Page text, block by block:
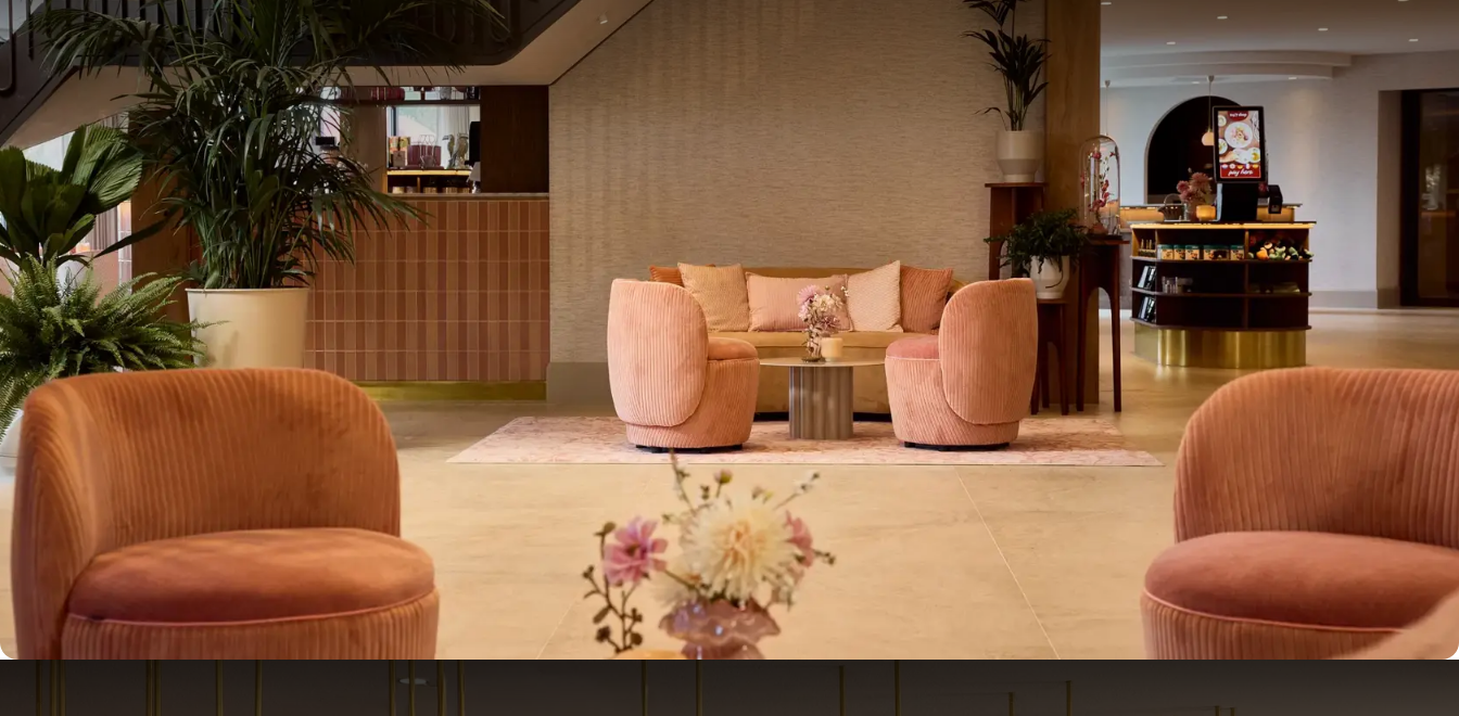
De ideale locatie
Met een bushalte om de hoek van het hotel kunt u gemakkelijk de bruisende regio
kunnen uw spullen veilig worden opgeslagen in het bagagedepot. Ook kunt u gratis parkeren als u met de auto
bent.Elektrische auto’s kunnen geladen worden bij de AC-laadpalen.
Voor fietsers is er een afgesloten stalling
of u huurt eenvoudig een fiets, e-bike of e-chopper.
Iets te vieren of komt u voor een zakelijk bezoek? Dan is de centrale ligging van Hotel Volendam in Noord-
Holland ook ideaal. Met 11 veelzijdige zalen en een buitenlocatie voor bruiloften of andere events is er
ongetwijfeld een ruimte die past bij uw wensen.
Van der Valk Hotel Volendam kijkt ernaar uit u binnenkort te mogen verwelkomen!